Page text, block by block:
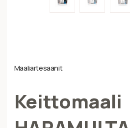
Maaliartesaanit
Keittomaali